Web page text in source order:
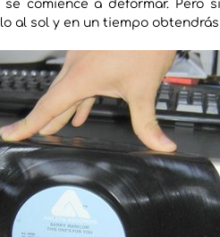
comience a deformar. Pero
al sol y en un tiempo